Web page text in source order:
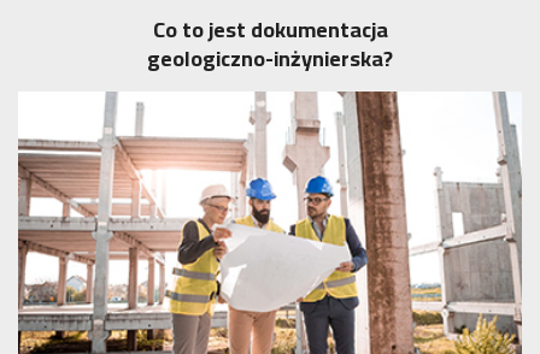
Co to jest dokumentacja
geologiczno-inżynierska?